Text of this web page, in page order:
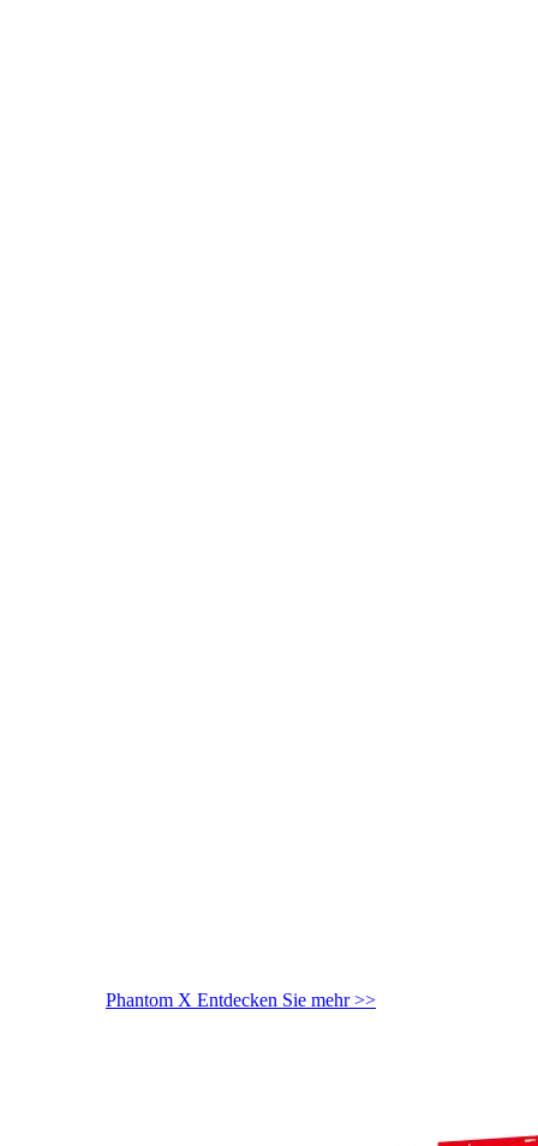
Phantom X Entdecken Sie mehr >>